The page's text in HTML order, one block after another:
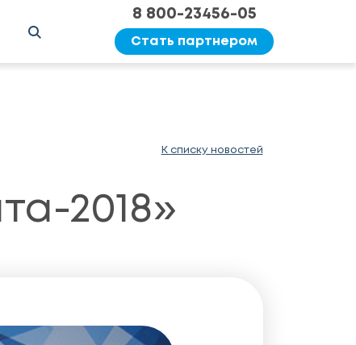
8 800-23456-05
Стать партнером
2018»
К списку новостей